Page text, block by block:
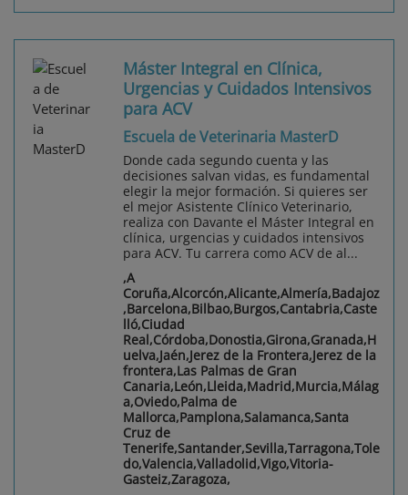
Máster Integral en Clínica,
Urgencias y Cuidados Intensivos
para ACV
Escuela de Veterinaria MasterD
Donde cada segundo cuenta y las
decisiones salvan vidas, es fundamental
elegir la mejor formación. Si quieres ser
el mejor Asistente Clínico Veterinario,
realiza con Davante el Máster Integral en
clínica, urgencias y cuidados intensivos
para ACV. Tu carrera como ACV de al...
,A
Coruña,Alcorcón,Alicante,Almería,Badajoz
,Barcelona,Bilbao,Burgos,Cantabria,Caste
lló,Ciudad
Real,Córdoba,Donostia,Girona,Granada,H
uelva,Jaén,Jerez de la Frontera,Jerez de la
frontera,Las Palmas de Gran
Canaria,León,Lleida,Madrid,Murcia,Málag
a,Oviedo,Palma de
Mallorca,Pamplona,Salamanca,Santa
Cruz de
Tenerife,Santander,Sevilla,Tarragona,Tole
do,Valencia,Valladolid,Vigo,Vitoria-
Gasteiz,Zaragoza,